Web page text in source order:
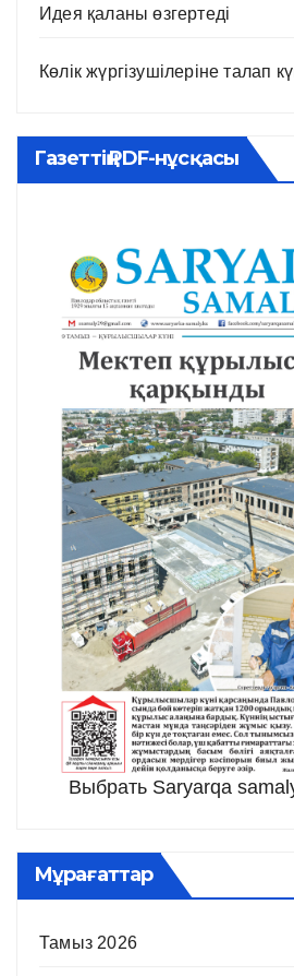
Идея қаланы өзгертеді
Көлік жүргізушілеріне талап
Газеттің PDF-нұсқасы
Выбрать Saryarqa
Мұрағаттар
Тамыз 2026